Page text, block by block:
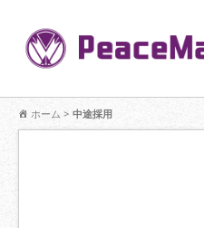
【公式】PeaceMaking Groupは
を意図したコミュニケーションを
ホーム > 中途採用